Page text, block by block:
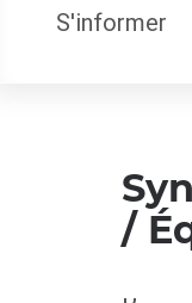
S'informer
/